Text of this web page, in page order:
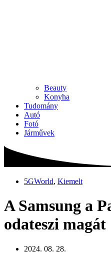
Beauty
Konyha
Tudomány
Autó
Fotó
Járművek
5GWorld, Kiemelt
A Samsung a
odateszi magát
2024. 08. 28.